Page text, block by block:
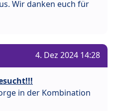
Wir danken euch für
4. Dez 2024 14:28
in der Kombination